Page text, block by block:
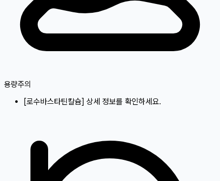
용량주의
[로수바스타틴칼슘] 상세 정보를 확인하세요.